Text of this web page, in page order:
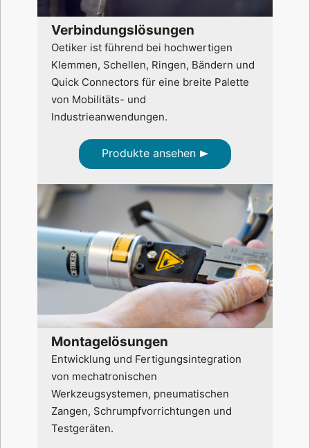
Verbindungslösungen
Oetiker ist führend bei hochwertigen
Klemmen, Schellen, Ringen, Bändern und
Quick Connectors für eine breite Palette
von Mobilitäts- und
Industrieanwendungen.
Produkte ansehen
Montagelösungen
Entwicklung und Fertigungsintegration
von mechatronischen
Werkzeugsystemen, pneumatischen
Zangen, Schrumpfvorrichtungen und
Testgeräten.